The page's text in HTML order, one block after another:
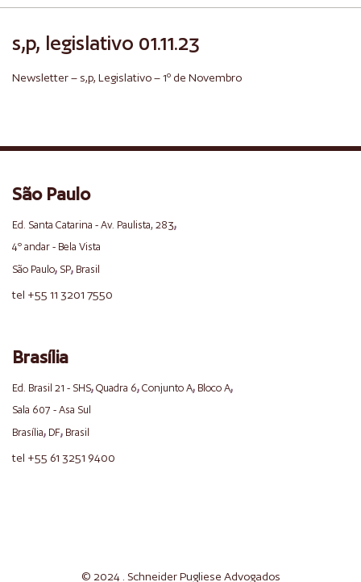
s,p, legislativo 01.11.23
Newsletter – s,p, Legislativo – 1º de Novembro
São Paulo
Ed. Santa Catarina - Av. Paulista, 283,
4º andar - Bela Vista
São Paulo, SP, Brasil
tel +55 11 3201 7550
Brasília
Ed. Brasil 21 - SHS, Quadra 6, Conjunto A, Bloco A,
Sala 607 - Asa Sul
Brasília, DF, Brasil
tel +55 61 3251 9400
© 2024 . SchneiderPugliese Advogados